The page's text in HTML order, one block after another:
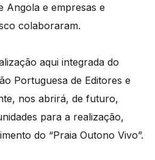
Angola e empresas e
colaboraram.
aqui integrada do
Portuguesa de Editores e
nos abrirá, de futuro,
para a realização,
do “Praia Outono Vivo”.